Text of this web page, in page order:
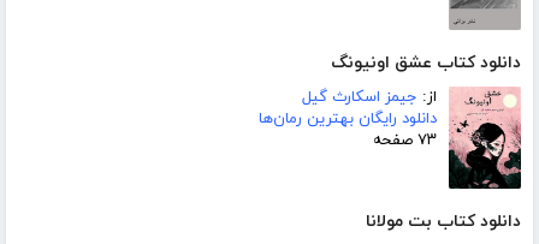
دانلود کتاب عشق اونیونگ
از: جیمز اسکارث گیل
دانلود رایگان بهترین رمان‌ها
۷۳ صفحه
دانلود کتاب بت مولانا